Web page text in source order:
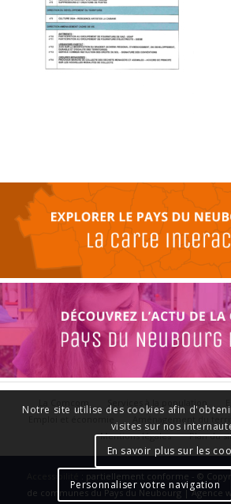
Mentions légales
Plan du
: partiellement conforme - ©
de communes du Pays du Neubourg | Agence
Notre site utilise des cookies afin
visites sur nos
En savoir plus sur les
Personnaliser votre navigation